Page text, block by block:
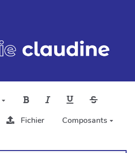
Fichier
Composants